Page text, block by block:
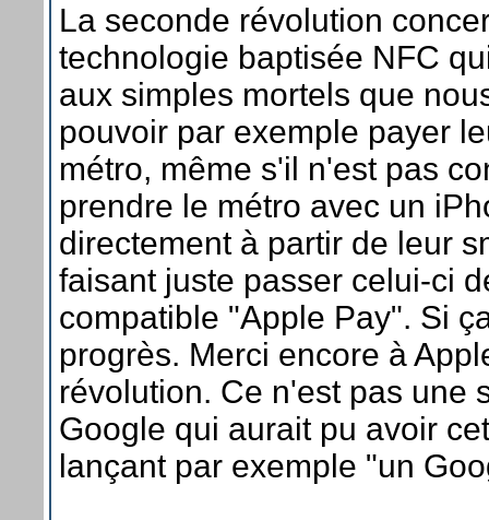
La seconde révolution
technologie baptisée NFC
aux simples mortels que
pouvoir par exemple payer
métro, même s'il n'est pas
prendre le métro avec un
directement à partir de leur
faisant juste passer celui-ci
compatible "Apple Pay". Si
progrès. Merci encore à
révolution. Ce n'est pas une
Google qui aurait pu avoir
lançant par exemple "un